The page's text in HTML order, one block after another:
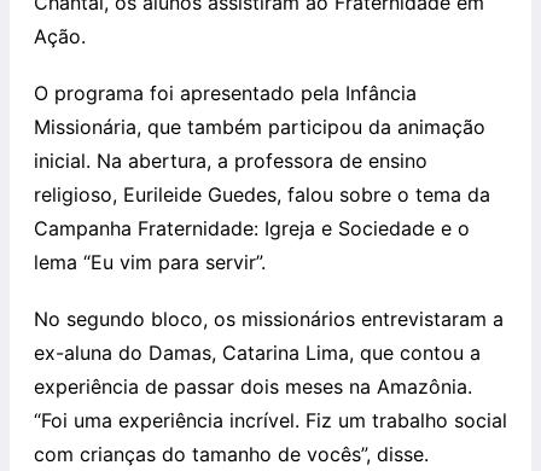
Ação.
O programa foi apresentado pela Infância
Missionária, que também participou da animação
inicial. Na abertura, a professora de ensino
religioso, Eurileide Guedes, falou sobre o tema da
Campanha Fraternidade: Igreja e Sociedade e o
lema “Eu vim para servir”.
No segundo bloco, os missionários entrevistaram a
ex-aluna do Damas, Catarina Lima, que contou a
experiência de passar dois meses na Amazônia.
“Foi uma experiência incrível. Fiz um trabalho social
com crianças do tamanho de vocês”, disse.